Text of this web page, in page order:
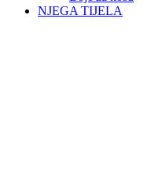
NJEGA TIJELA